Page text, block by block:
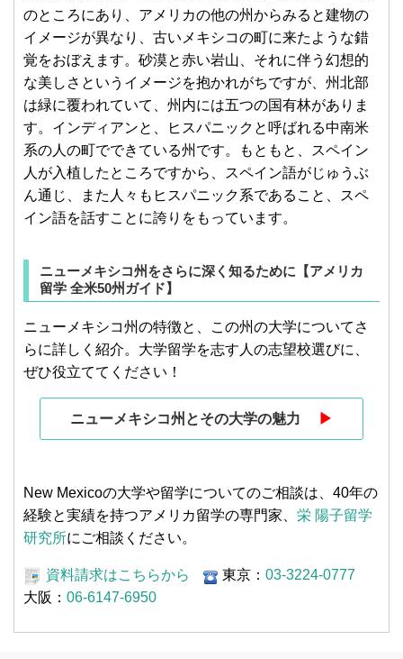
のところにあり、アメリカの他の州からみると建物の
イメージが異なり、古いメキシコの町に来たような錯
覚をおぼえます。砂漠と赤い岩山、それに伴う幻想的
な美しさというイメージを抱かれがちですが、州北部
は緑に覆われていて、州内には五つの国有林がありま
す。インディアンと、ヒスパニックと呼ばれる中南米
系の人の町でできている州です。もともと、スペイン
人が入植したところですから、スペイン語がじゅうぶ
ん通じ、また人々もヒスパニック系であること、スペ
イン語を話すことに誇りをもっています。
ニューメキシコ州をさらに深く知るために【アメリカ
留学 全米50州ガイド】
ニューメキシコ州の特徴と、この州の大学についてさ
らに詳しく紹介。大学留学を志す人の志望校選びに、
ぜひ役立ててください！
ニューメキシコ州とその大学の魅力 ▶︎
New Mexicoの大学や留学についてのご相談は、40年の
経験と実績を持つアメリカ留学の専門家、 栄 陽子留学
研究所にご相談ください。
資料請求はこちらから 東京： 03-3224-0777
大阪： 06-6147-6950